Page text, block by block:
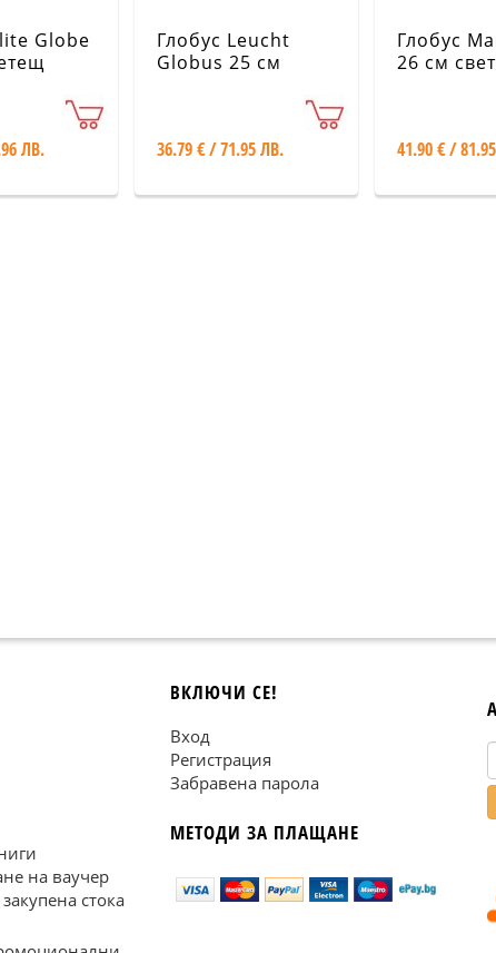
Globe
ЛВ.
Глобус Leucht
Globus 25 см
36.79 € / 71.95 ЛВ.
Глобус
26 см
41.90 € /
на ваучер
стока
ВКЛЮЧИ СЕ!
Вход
Регистрация
Забравена парола
МЕТОДИ ЗА ПЛАЩАНЕ